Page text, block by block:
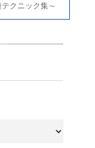
クニック集～